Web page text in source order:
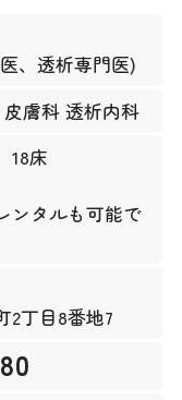
、透析専門医)
膚科 透析内科
18床
ンタルも可能で
2丁目8番地7